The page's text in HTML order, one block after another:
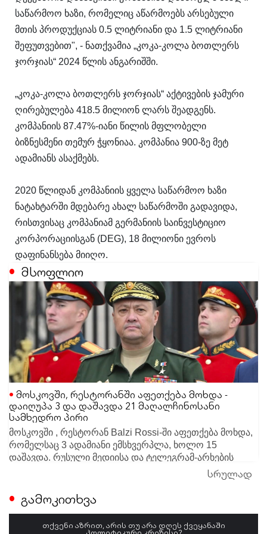
საწარმოო ხაზი, რომელიც აწარმოებს არსებული
მთის პროდუქციას 0.5 ლიტრიანი და 1.5 ლიტრიანი
შეფუთვებით", - ნათქვამია „კოკა-კოლა ბოთლერს
ჯორჯიას“ 2024 წლის ანგარიშში.
„კოკა-კოლა ბოთლერს ჯორჯიას“ აქტივების ჯამური
ღირებულება 418.5 მილიონ ლარს შეადგენს.
კომპანიის 87.47%-იანი წილის მფლობელი
ბიზნესმენი თემურ ჭყონიაა. კომპანია 900-ზე მეტ
ადამიანს ასაქმებს.
2020 წლიდან კომპანიის ყველა საწარმოო ხაზი
ნატახტარში მდებარე ახალ საწარმოში გადავიდა,
რისთვისაც კომპანიამ გერმანიის საინვესტიციო
კორპორაციისგან (DEG), 18 მილიონი ევროს
დაფინანსება მიიღო.
მსოფლიო
დაიღუპა 3 და დაშავდა 21 მაღალჩინოსანი
სამხედრო პირი
მოსკოვში , რესტორან Balzi Rossi-ში აფეთქება მოხდა,
რომელსაც 3 ადამიანი ემსხვერპლა, ხოლო 15
დაშავდა. რუსული მედიისა და ტელეგრამ-არხების
ცნობით, ინციდენტის დროს ადგილზე elite-სეგმენტისა
მიმდინარეობდა.
საჰაერო-კოსმოსური ძალების სარდალი ალექსანდრ
სავარაუდო ვერსიას განიხილავენ. ერთ-ერთი მთავარი
ვერსიით, უცნობმა პირმა რესტორანში დაუდგენელი
მიუხედავად იმისა, რომ ღონისძიებაზე გენერლების
სრულად
გამოკითხვა
თქვენი აზრით, არის თუ არა დღეს ქვეყანაში
პოლიტიკური კრიზისი?